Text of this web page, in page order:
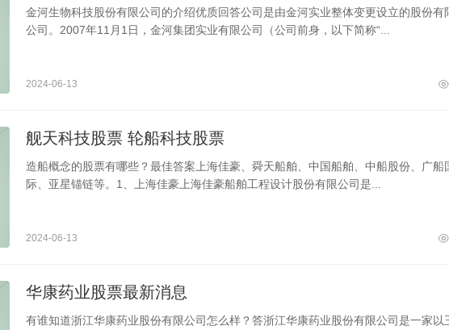
金河生物科技股份有限公司的介绍优质回答公司是由金河实业整体变更设立的股份有
公司。2007年11月1日，金河集团实业有限公司（公司前身，以下简称“...
2024-06-13
舰天科技股票 轮船科技股票
造船概念的股票有哪些？最佳答案上海佳豪、舜天船舶、中国船舶、中船股份、广船
际、亚星锚链等。1、上海佳豪上海佳豪船舶工程设计股份有限公司是...
2024-06-13
华康药业股票最新消息
有谁知道浙江华康药业股份有限公司怎么样？答浙江华康药业股份有限公司是一家以